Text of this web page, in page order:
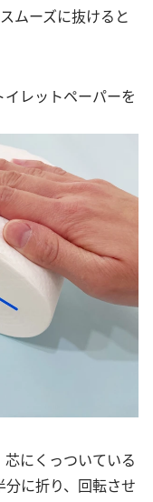
ムーズに抜けると
レットペーパーを
にくっついている
に折り、回転させ